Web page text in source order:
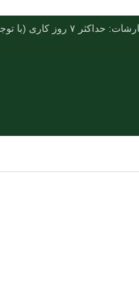
کاری (با توجه به فرآیند تولید).